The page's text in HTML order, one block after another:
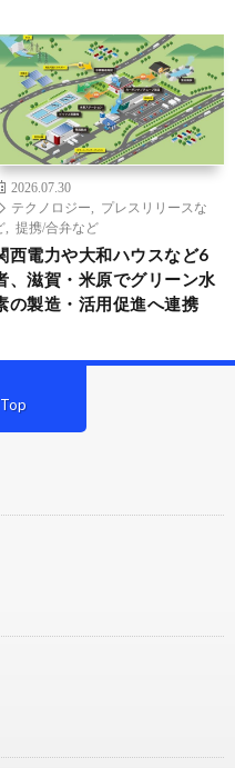
2026.07.30
テクノロジー
プレスリリースな
提携/合弁など
西電力や大和ハウスなど6
、滋賀・米原でグリーン水
の製造・活用促進へ連携